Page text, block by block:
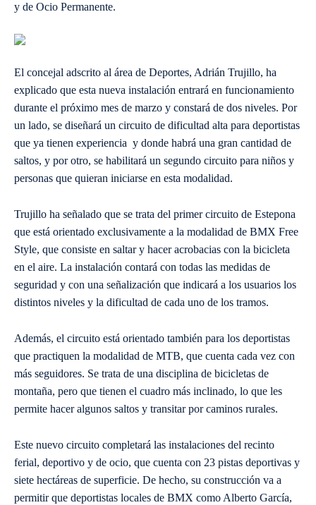
y de Ocio Permanente.
El concejal adscrito al área de Deportes, Adrián Trujillo, ha
explicado que esta nueva instalación entrará en funcionamiento
durante el próximo mes de marzo y constará de dos niveles. Por
un lado, se diseñará un circuito de dificultad alta para deportistas
que ya tienen experiencia y donde habrá una gran cantidad de
saltos, y por otro, se habilitará un segundo circuito para niños y
personas que quieran iniciarse en esta modalidad.
Trujillo ha señalado que se trata del primer circuito de Estepona
que está orientado exclusivamente a la modalidad de BMX Free
Style, que consiste en saltar y hacer acrobacias con la bicicleta
en el aire. La instalación contará con todas las medidas de
seguridad y con una señalización que indicará a los usuarios los
distintos niveles y la dificultad de cada uno de los tramos.
Además, el circuito está orientado también para los deportistas
que practiquen la modalidad de MTB, que cuenta cada vez con
más seguidores. Se trata de una disciplina de bicicletas de
montaña, pero que tienen el cuadro más inclinado, lo que les
permite hacer algunos saltos y transitar por caminos rurales.
Este nuevo circuito completará las instalaciones del recinto
ferial, deportivo y de ocio, que cuenta con 23 pistas deportivas y
siete hectáreas de superficie. De hecho, su construcción va a
permitir que deportistas locales de BMX como Alberto García,